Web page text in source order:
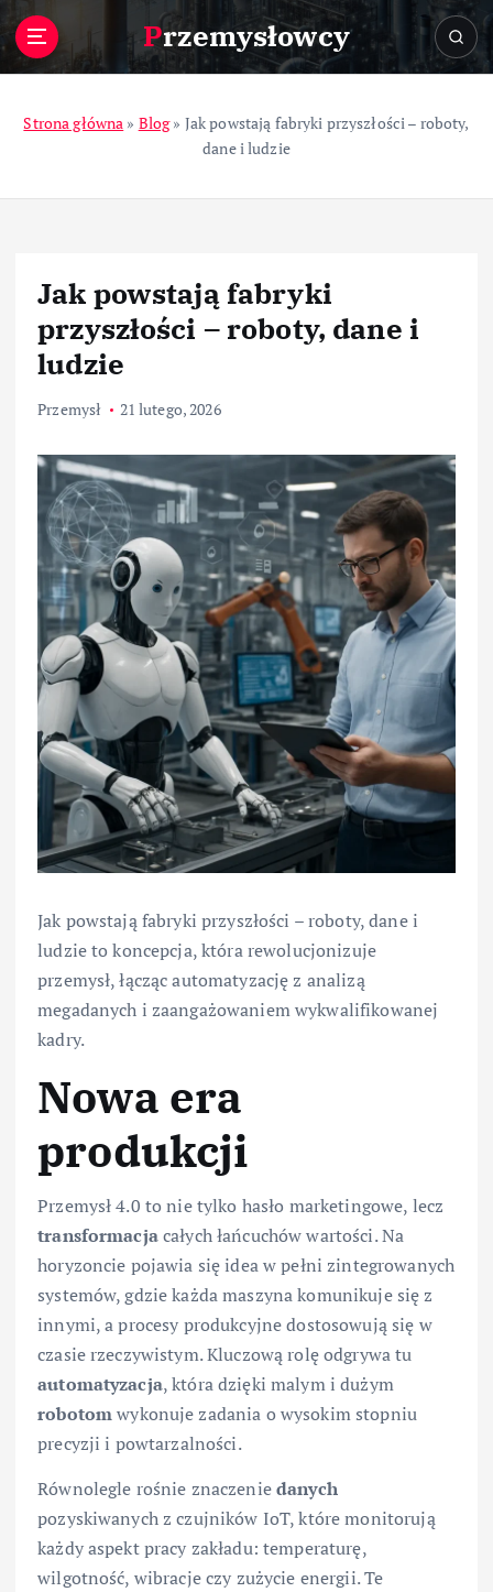
Przemysłowcy
Strona główna » Blog» Jak powstają fabryki przyszłości – roboty,
dane i ludzie
Jak powstają fabryki
przyszłości – roboty, dane i
ludzie
Przemysł 21 lutego, 2026
Jak powstają fabryki przyszłości – roboty, dane i
ludzie to koncepcja, która rewolucjonizuje
przemysł, łącząc automatyzację z analizą
megadanych i zaangażowaniem wykwalifikowanej
kadry.
Nowa era
produkcji
Przemysł 4.0 to nie tylko hasło marketingowe, lecz
transformacjacałych łańcuchów wartości. Na
horyzoncie pojawia się idea w pełni zintegrowanych
systemów, gdzie każda maszyna komunikuje się z
innymi, a procesy produkcyjne dostosowują się w
czasie rzeczywistym. Kluczową rolę odgrywa tu
automatyzacja, która dzięki malym i dużym
robotomwykonuje zadania o wysokim stopniu
precyzji i powtarzalności.
Równolegle rośnie znaczeniedanych
pozyskiwanych z czujników IoT, które monitorują
każdy aspekt pracy zakładu: temperaturę,
wilgotność, wibracje czy zużycie energii. Te